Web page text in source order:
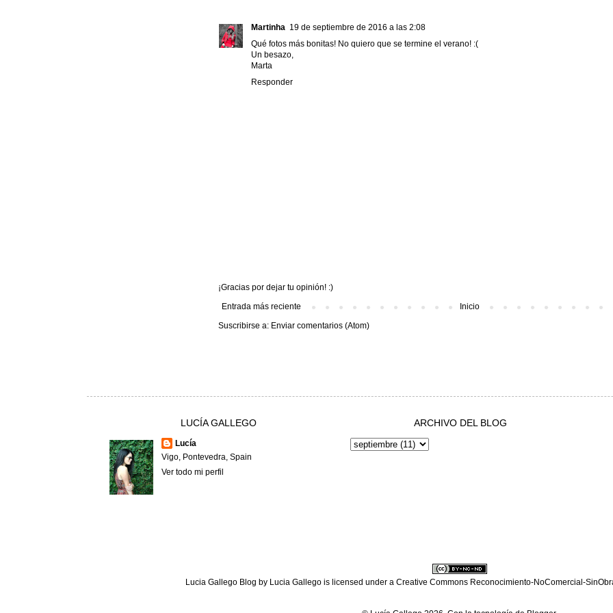
Martinha 19 de septiembre de 2016 a las 2:08
Qué fotos más bonitas! No quiero que se termine el verano! :(
Un besazo,
Marta
Responder
¡Gracias por dejar tu opinión! :)
Entrada más reciente
Inicio
Suscribirse a: Enviar comentarios (Atom)
LUCÍA GALLEGO
Lucía
Vigo, Pontevedra, Spain
Ver todo mi perfil
ARCHIVO DEL BLOG
Lucia Gallego Blog by Lucia Gallegois licensed under a Creative Commons Reconocimiento-NoComercial-